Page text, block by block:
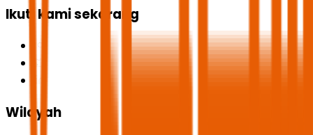
Ikuti kami sekarang
Wilayah